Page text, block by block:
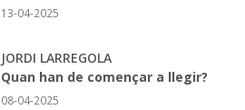
13-04-2025
JORDI LARREGOLA
Quan han de començar a llegir?
08-04-2025